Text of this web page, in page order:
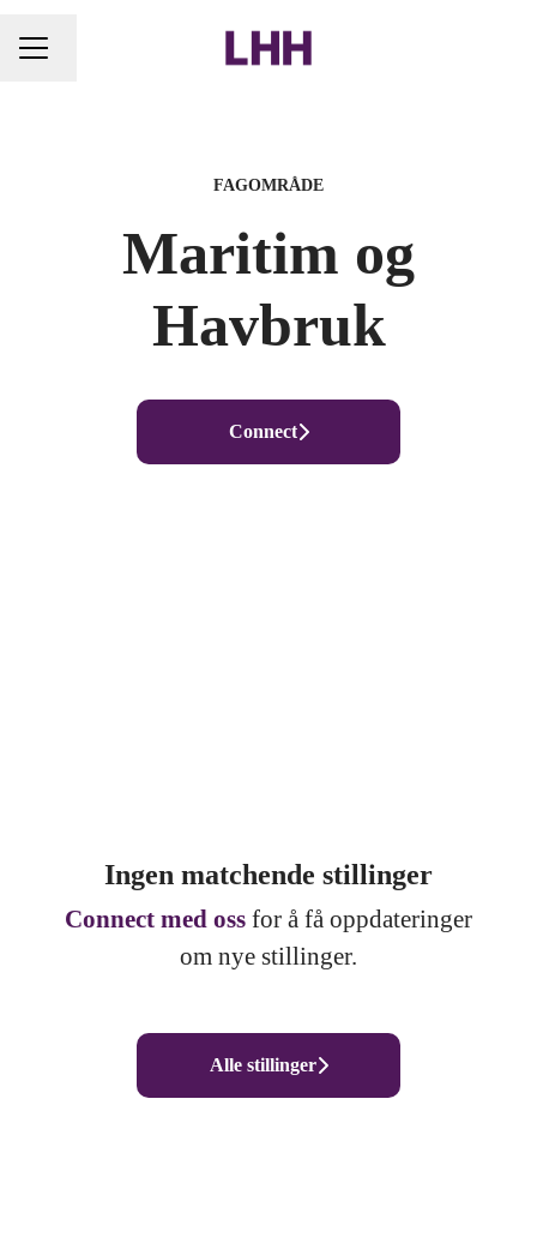
KARRIEREMENY
Endre språk
FAGOMRÅDE
Maritim og
Havbruk
Connect
Ingen matchende stillinger
Connect med oss for å få oppdateringer
om nye stillinger.
Alle stillinger